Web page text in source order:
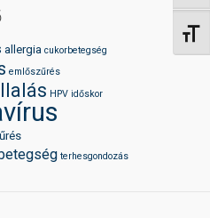
allergia cukorbetegség
emlőszűrés
HPV időskor
terhesgondozás